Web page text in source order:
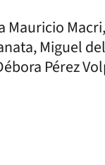
Mauricio
Miguel
Pérez